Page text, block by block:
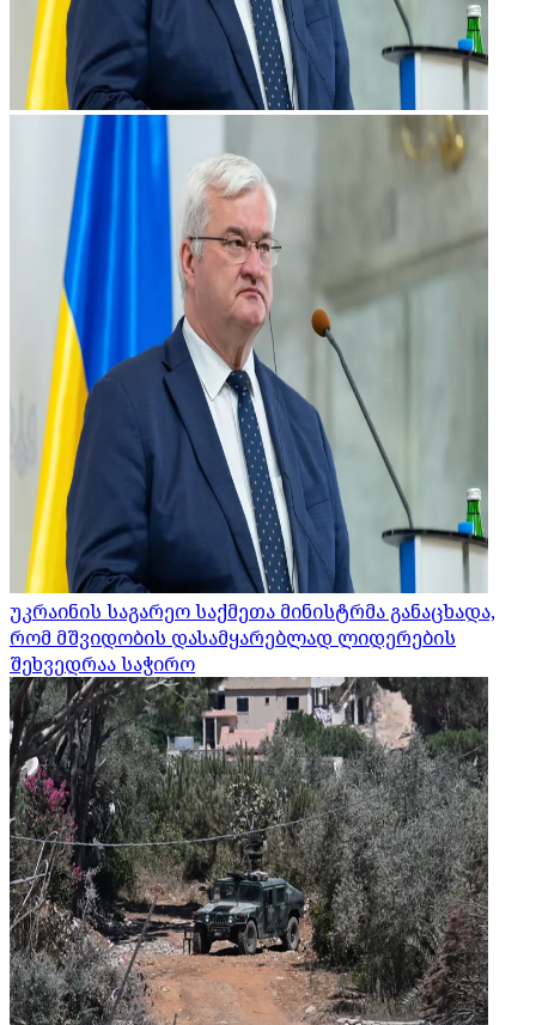
უკრაინის საგარეო საქმეთა მინისტრმა განაცხადა,
რომ მშვიდობის დასამყარებლად ლიდერების
შეხვედრაა საჭირო